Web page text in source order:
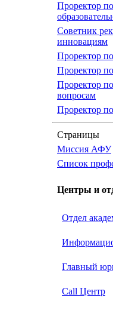
Проректор
Советник
инновациям
Проректор
Проректор
Проректор
вопросам
Проректор
Страницы
Миссия АФУ
Список
Центры и
Отдел
Главный
Call Центр